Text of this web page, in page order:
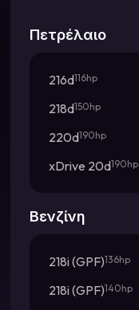
Πετρέλαιο
216d116hp
218d150hp
220d190hp
xDrive 20d190hp
Βενζίνη
218i (GPF)136hp
218i (GPF)140hp